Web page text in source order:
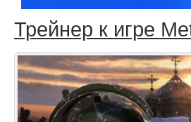
Трейнер к игре